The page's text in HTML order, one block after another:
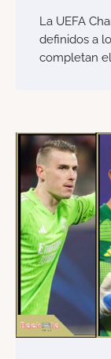
La UEFA
definidos a
completan